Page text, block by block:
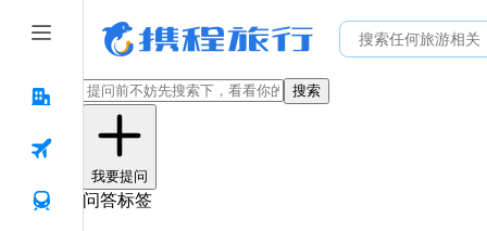
搜索
我要提问
问答标签